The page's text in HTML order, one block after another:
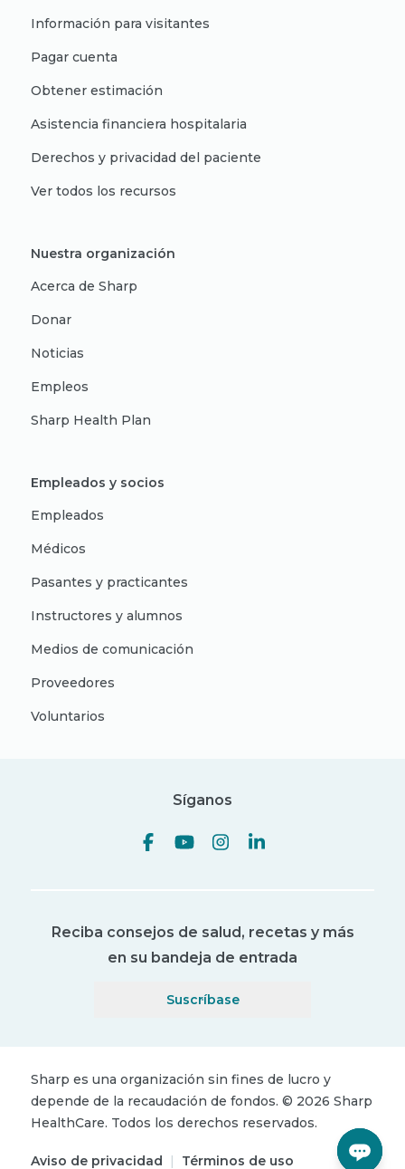
Información para visitantes
Pagar cuenta
Obtener estimación
Asistencia financiera hospitalaria
Derechos y privacidad del paciente
Ver todos los recursos
Nuestra organización
Acerca de Sharp
Donar
Noticias
Empleos
Sharp Health Plan
Empleados y socios
Empleados
Médicos
Pasantes y practicantes
Instructores y alumnos
Medios de comunicación
Proveedores
Voluntarios
Síganos
Reciba consejos de salud, recetas y más
en su bandeja de entrada
Suscríbase
Sharp es una organización sin fines de lucro y
depende de la recaudación de fondos. © 2026 Sharp
HealthCare. Todos los derechos reservados.
Aviso de privacidad | Términos de uso